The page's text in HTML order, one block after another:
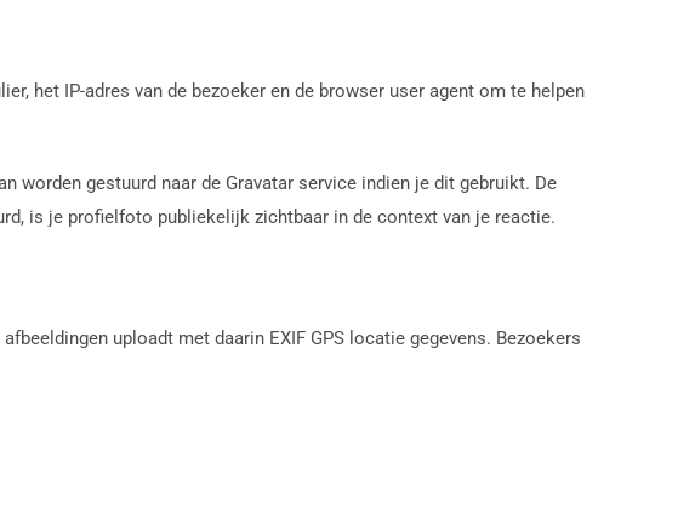
het IP-adres van de bezoeker en de browser user agent om te helpen
worden gestuurd naar de Gravatar service indien je dit gebruikt. De
is je profielfoto publiekelijk zichtbaar in de context van je reactie.
uploadt met daarin EXIF GPS locatie gegevens. Bezoekers